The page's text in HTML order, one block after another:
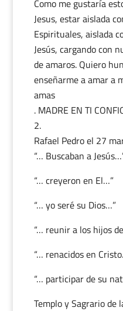
Como me gustaría
Jesus, estar aislada
Espirituales, aislada
Jesús, cargando con
de amaros. Quiero
enseñarme a amar a
amas
. MADRE EN TI
Rafael Pedroel 27
“… Buscaban a
“… creyeron en El…”
“… yo seré su Dios…”
“… reunir a los hijos
“… renacidos en
“… participar de su
Templo y Sagrario de